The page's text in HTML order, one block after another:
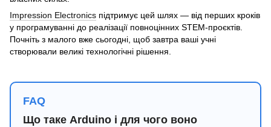
Impression Electronics підтримує цей шлях — від перших кроків
у програмуванні до реалізації повноцінних STEM-проєктів.
Почніть з малого вже сьогодні, щоб завтра ваші учні
створювали великі технологічні рішення.
FAQ
Що таке Arduino і для чого воно